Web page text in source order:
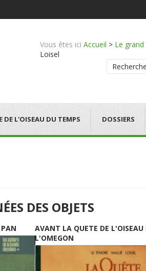
Vous êtes ici Accueil > Le
Loisel
DE L'OISEAU DU TEMPS DOSSIERS
DES OBJETS
AVANT LA QUETE DE L'OISEAU
L'OMEGON